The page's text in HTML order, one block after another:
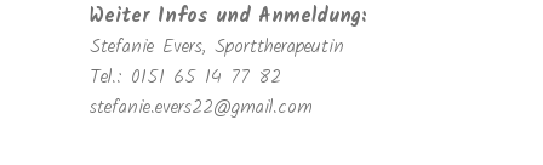
Weiter Infos und Anmeldung:
Stefanie Evers, Sporttherapeutin
Tel.: 0151 65 14 77 82
stefanie.evers22@gmail.com